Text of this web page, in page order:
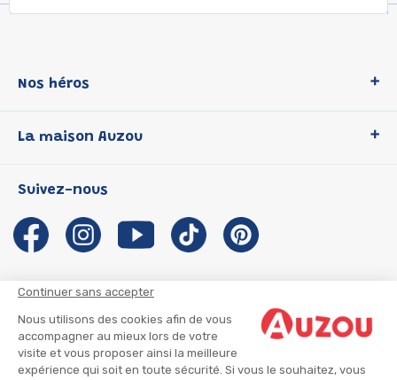
Continuer sans accepter
Nous utilisons des cookies afin de vous
accompagner au mieux lors de votre
visite et vous proposer ainsi la meilleure
expérience qui soit en toute sécurité. Si vous le souhaitez, vous
Nos héros
P'tit Loup
Les Influenceuses
Migali
Petite Taupe
La maison Auzou
Notre histoire
Auzou s'engage
Auteurs et illustrateurs Auzou
Suivre mon colis
Infos consommateur
Suivez-nous
CGU
CGV